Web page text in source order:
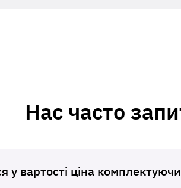
Нас часто
у вартості ціна